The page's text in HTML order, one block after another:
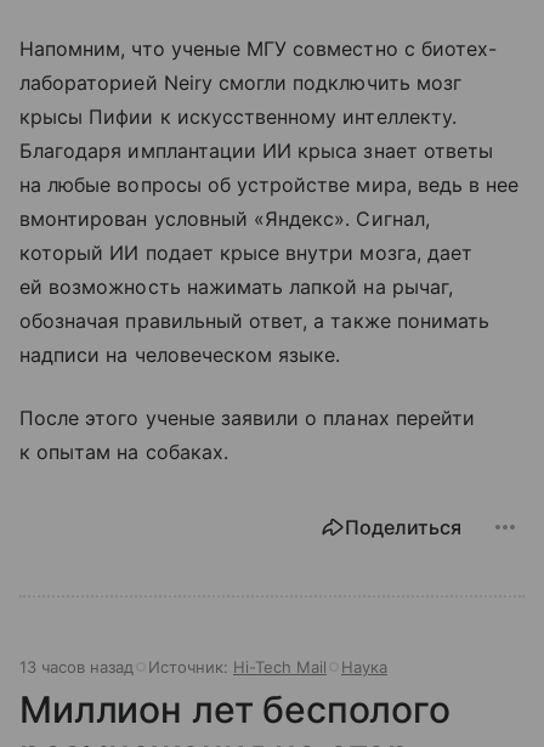
Напомним, что ученые МГУ совместно с биотех-
лабораторией Neiry смогли подключить мозг
крысы Пифии к искусственному интеллекту.
Благодаря имплантации ИИ крыса знает ответы
на любые вопросы об устройстве мира, ведь в нее
вмонтирован условный «Яндекс». Сигнал,
который ИИ подает крысе внутри мозга, дает
ей возможность нажимать лапкой на рычаг,
обозначая правильный ответ, а также понимать
надписи на человеческом языке.
После этого ученые заявили о планах перейти
к опытам на собаках.
Поделиться
13 часов назад Источник: Hi-Tech Mail Наука
Миллион лет бесполого